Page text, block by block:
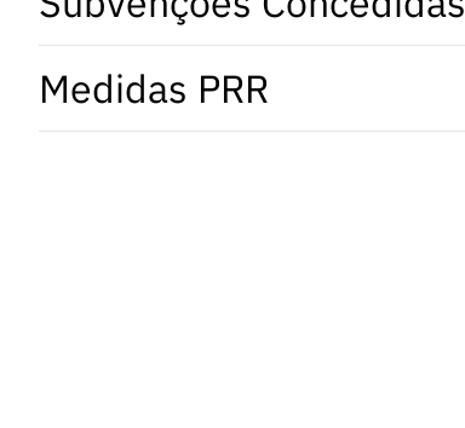
Medidas PRR